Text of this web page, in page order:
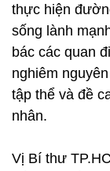
thực hiện
sống lành
bác các quan
nghiêm
tập thể và đề
nhân.
Vị Bí thư